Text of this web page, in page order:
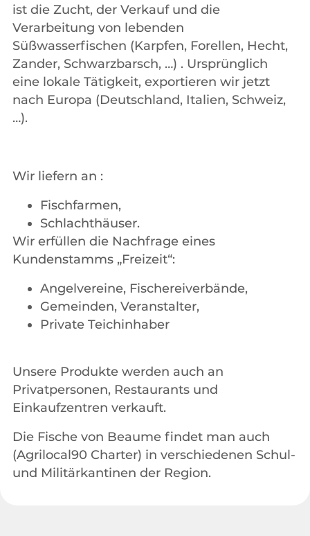
ist die Zucht, der Verkauf und die
Verarbeitung von lebenden
Süßwasserfischen (Karpfen, Forellen, Hecht,
Zander, Schwarzbarsch, …) . Ursprünglich
eine lokale Tätigkeit, exportieren wir jetzt
nach Europa (Deutschland, Italien, Schweiz,
…).
Wir liefern an :
Fischfarmen,
Schlachthäuser.
Wir erfüllen die Nachfrage eines
Kundenstamms „Freizeit“:
Angelvereine, Fischereiverbände,
Gemeinden, Veranstalter,
Private Teichinhaber
Unsere Produkte werden auch an
Privatpersonen, Restaurants und
Einkaufzentren verkauft.
Die Fische von Beaume findet man auch
(Agrilocal90 Charter) in verschiedenen Schul-
und Militärkantinen der Region.